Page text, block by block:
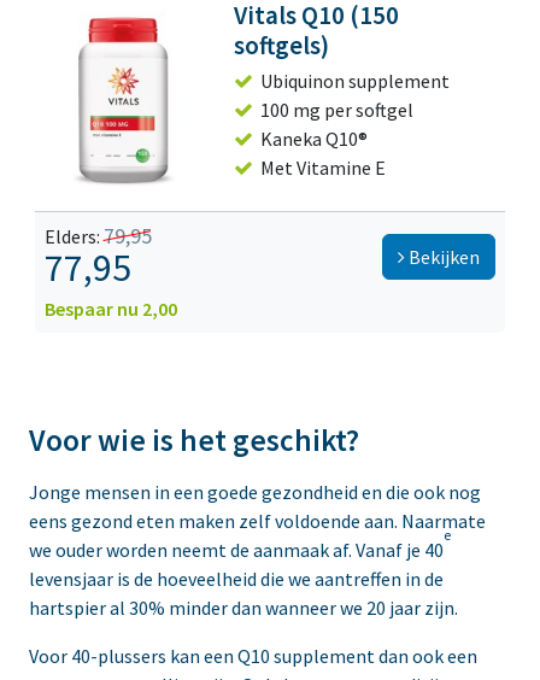
Vitals Q10 (150
softgels)
Ubiquinon supplement
100 mg per softgel
Kaneka Q10®
Met Vitamine E
Elders:79,95
77,95
Bespaar nu 2,00
Bekijken
Voor wie is het geschikt?
Jonge mensen in een goede gezondheid en die ook nog
eens gezond eten maken zelf voldoende aan. Naarmate
we ouder worden neemt de aanmaak af. Vanaf je 40
e
levensjaar is de hoeveelheid die we aantreffen in de
hartspier al 30% minder dan wanneer we 20 jaar zijn.
Voor 40-plussers kan een Q10 supplement dan ook een